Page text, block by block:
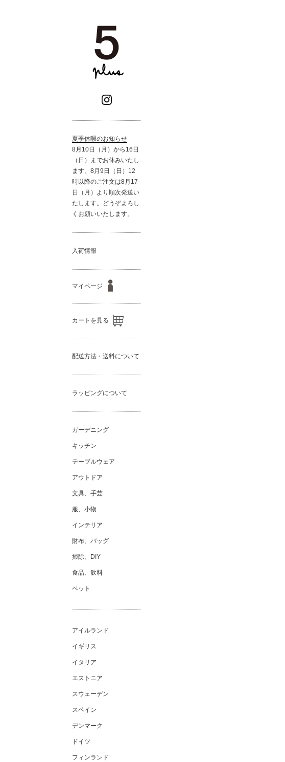
夏季休暇のお知らせ
8月10日（月）から16日
（日）までお休みいたし
ます。8月9日（日）12
時以降のご注文は8月17
日（月）より順次発送い
たします。どうぞよろし
くお願いいたします。
入荷情報
マイページ
カートを見る
配送方法・送料について
ラッピングについて
ガーデニング
キッチン
テーブルウェア
アウトドア
文具、手芸
服、小物
インテリア
財布、バッグ
掃除、DIY
食品、飲料
ペット
アイルランド
イギリス
イタリア
エストニア
スウェーデン
スペイン
デンマーク
ドイツ
フィンランド